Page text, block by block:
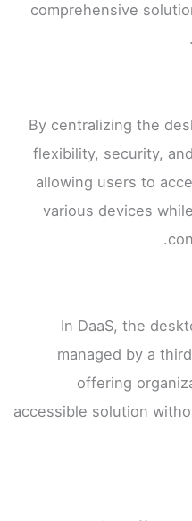
comprehensive
By centralizing the
flexibility, security,
allowing users to
various devices
In DaaS, the
managed by a
offering
accessible solution